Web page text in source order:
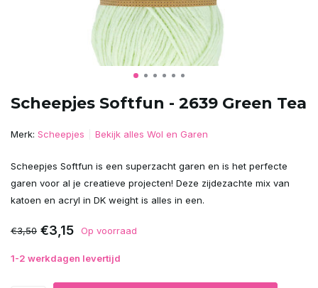
Scheepjes Softfun - 2639 Green Tea
Merk: Scheepjes Bekijk alles Wol en Garen
Scheepjes Softfun is een superzacht garen en is het perfecte
garen voor al je creatieve projecten! Deze zijdezachte mix van
katoen en acryl in DK weight is alles in een.
€3,50 €3,15 Op voorraad
1-2 werkdagen levertijd